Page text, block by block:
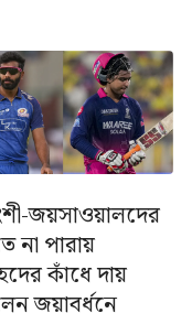
জয়সাওয়ালদের
না পারায়
কাঁধে দায়
জয়াবর্ধনে